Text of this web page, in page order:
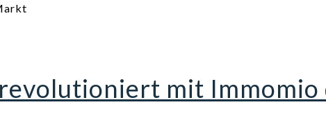
mit